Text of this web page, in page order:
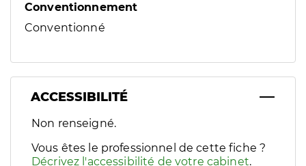
Conventionnement
Conventionné
ACCESSIBILITÉ
Filtres
Sélectionnez un ou plusieurs handicaps/besoins
Non renseigné.
Vous êtes le professionnel de cette fiche ?
Décrivez l'accessibilité de votre cabinet.